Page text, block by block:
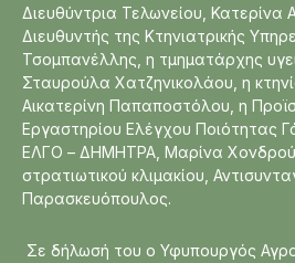
Διευθύντρια Τελωνείου, Κατερίνα
Διευθυντής της Κτηνιατρικής
Τσομπανέλλης, η τμηματάρχης
Σταυρούλα Χατζηνικολάου, η
Αικατερίνη Παπαποστόλου, η
Εργαστηρίου Ελέγχου Ποιότητας
ΕΛΓΟ – ΔΗΜΗΤΡΑ, Μαρίνα Χονδρού
στρατιωτικού κλιμακίου,
Παρασκευόπουλος.
Σε δήλωσή του ο Υφυπουργός